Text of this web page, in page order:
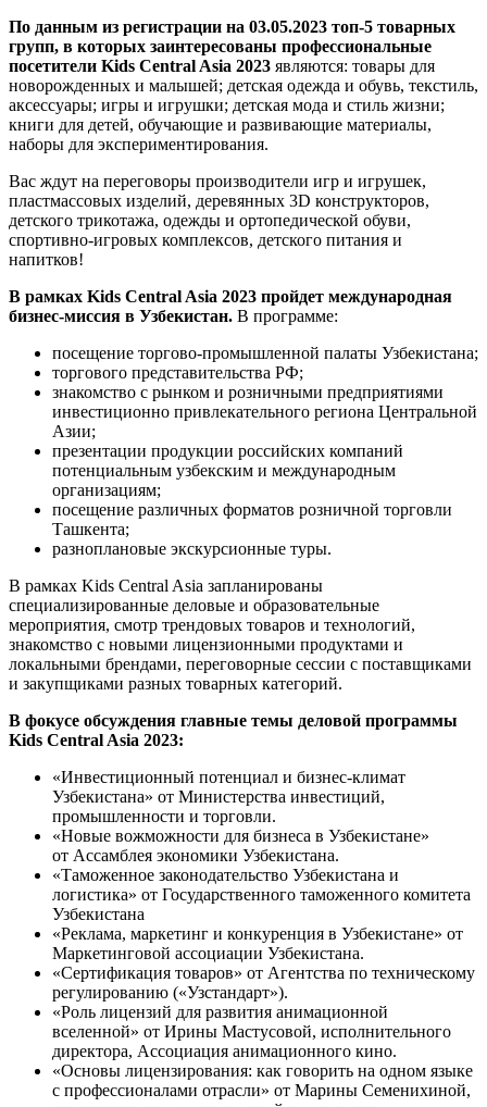
По данным из регистрации на 03.05.2023 топ-5 товарных
групп, в которых заинтересованы профессиональные
посетители Kids Central Asia 2023 являются: товары для
новорожденных и малышей; детская одежда и обувь, текстиль,
аксессуары; игры и игрушки; детская мода и стиль жизни;
книги для детей, обучающие и развивающие материалы,
наборы для экспериментирования.
Вас ждут на переговоры производители игр и игрушек,
пластмассовых изделий, деревянных 3D конструкторов,
детского трикотажа, одежды и ортопедической обуви,
спортивно-игровых комплексов, детского питания и
напитков!
В рамках Kids Central Asia 2023 пройдет международная
бизнес-миссия в Узбекистан. В программе:
посещение торгово-промышленной палаты Узбекистана;
торгового представительства РФ;
знакомство с рынком и розничными предприятиями
инвестиционно привлекательного региона Центральной
Азии;
презентации продукции российских компаний
потенциальным узбекским и международным
организациям;
посещение различных форматов розничной торговли
Ташкента;
разноплановые экскурсионные туры.
В рамках Kids Central Asia запланированы
специализированные деловые и образовательные
мероприятия, смотр трендовых товаров и технологий,
знакомство с новыми лицензионными продуктами и
локальными брендами, переговорные сессии с поставщиками
и закупщиками разных товарных категорий.
В фокусе обсуждения главные темы деловой программы
Kids Central Asia 2023:
«Инвестиционный потенциал и бизнес-климат
Узбекистана» от Министерства инвестиций,
промышленности и торговли.
«Новые вожможности для бизнеса в Узбекистане»
от Ассамблея экономики Узбекистана.
«Таможенное законодательство Узбекистана и
логистика» от Государственного таможенного комитета
Узбекистана
«Реклама, маркетинг и конкуренция в Узбекистане» от
Маркетинговой ассоциации Узбекистана.
«Сертификация товаров» от Агентства по техническому
регулированию («Узстандарт»).
«Роль лицензий для развития анимационной
вселенной» от Ирины Мастусовой, исполнительного
директора, Ассоциация анимационного кино.
«Основы лицензирования: как говорить на одном языке
с профессионалами отрасли» от Марины Семенихиной,